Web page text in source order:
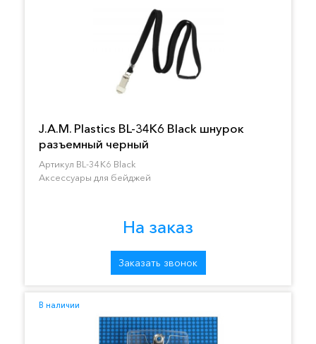
J.A.M. Plastics BL-34K6 Black шнурок
разъемный черный
Артикул BL-34K6 Black
Аксессуары для бейджей
На заказ
Заказать звонок
В наличии